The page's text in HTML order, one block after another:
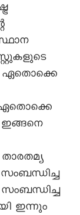
ഏതൊക്കെ
ഏതൊക്കെ
ഇങ്ങനെ
സംബന്ധിച്ച
ഇന്നും